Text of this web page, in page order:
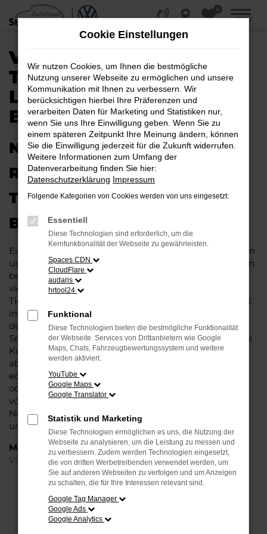
Zum
Hauptinhalt
0
MENÜ
VW TIGUAN
TAGESZULASSUNG |
LIEFERSERVICE NACH
BRAUNSCHWEIG
NEUES FAHRZEUG MIT VIEL
RABATT: IHRE VW TIGUAN
TAGESZULASSUNG FÜR
BRAUNSCHWEIG
Ein Neuwagen muss nicht teuer sein. Unser Kundinnen
und Kunden aus Braunschweig und anderswo erhalten
bei Steinböhmer eine VW Tiguan Tageszulassung mit
viel Nachlass und ohne Abstriche bei der Qualität. VW
Tiguan Tageszulassung: das klingt wie ein Trick und ist
in der Tat ein kleiner Kunstgriff, mit dem Autohändler
den Kauf zu günstigeren Preisen möglich machen.
Seitens der Automobilhersteller werden stets nur enge
Korridore für die Preissetzung bei Neuwagen
abgesteckt. Eine VW Tiguan Tageszulassung ist ein
echter Neuwagen, der für einen Tag in Braunschweig
oder anderswo zugelassen wurde. Dabei versteht sich
von selbst, dass der Kilometerstand bei Null komma
Null steht und Sie nach dem Kauf die erste Fahrt
unternehmen können.
Marken
VW
FEHLER: NETWORK ERROR
Beim Laden ist ein Fehler aufgetreten.
Cookie Einstellungen
Wir nutzen Cookies, um Ihnen die bestmögliche
Nutzung unserer Webseite zu ermöglichen und unsere
Kommunikation mit Ihnen zu verbessern. Wir
berücksichtigen hierbei Ihre Präferenzen und
verarbeiten Daten für Marketing und Statistiken nur,
wenn Sie uns Ihre Einwilligung geben. Wenn Sie zu
einem späteren Zeitpunkt Ihre Meinung ändern, können
Sie die Einwilligung jederzeit für die Zukunft widerrufen.
Weitere Informationen zum Umfang der
Datenverarbeitung finden Sie hier:
Datenschutzerklärung Impressum
Folgende Kategorien von Cookies werden von uns eingesetzt:
Essentiell
Diese Technologien sind erforderlich, um die
Kernfunktionalität der Webseite zu gewährleisten.
Spaces CDN
CloudFlare
audaris
hrtool24
Funktional
Diese Technologien bieten die bestmögliche Funktionalität
der Webseite. Services von Drittanbietern wie Google
Maps, Chats, Fahrzeugbewertungssystem und weitere
werden aktiviert.
YouTube
Google Maps
Google Translator
Statistik und Marketing
Diese Technologien ermöglichen es uns, die Nutzung der
Webseite zu analysieren, um die Leistung zu messen und
zu verbessern. Zudem werden Technologien eingesetzt,
die von dritten Werbetreibenden verwendet werden, um
Sie auf anderen Webseiten zu verfolgen und um Anzeigen
zu schalten, die für Ihre Interessen relevant sind.
Google Tag Manager
Google Ads
Google Analytics